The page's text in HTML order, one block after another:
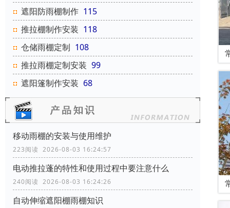
遮阳防雨棚制作 115
推拉棚制作安装 118
仓储雨棚定制 108
推拉雨棚定制安装 99
遮阳篷制作安装 68
移动雨棚的安装与使用维护
223阅读 2026-08-03 16:24:57
电动推拉蓬的特性和使用过程中要注意什么
240阅读 2026-08-03 16:24:26
自动伸缩遮阳棚雨棚知识